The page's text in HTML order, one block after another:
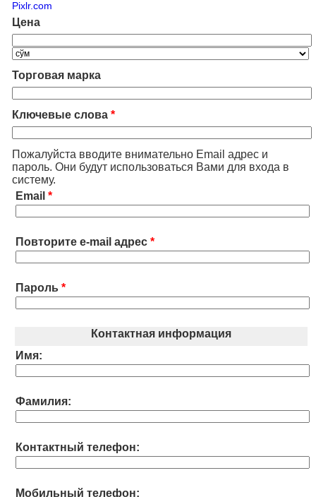
Pixlr.com
Цена
Торговая марка
Ключевые слова *
Пожалуйста вводите внимательно Email адрес и
пароль. Они будут использоваться Вами для входа в
систему.
Email *
Повторите e-mail адрес *
Пароль *
Контактная информация
Имя:
Фамилия:
Контактный телефон:
Мобильный телефон: